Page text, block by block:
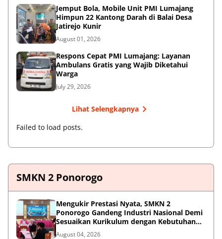
Jemput Bola, Mobile Unit PMI Lumajang
Himpun 22 Kantong Darah di Balai Desa
Jatirejo Kunir
August 01, 2026
Respons Cepat PMI Lumajang: Layanan
Ambulans Gratis yang Wajib Diketahui
Warga
July 29, 2026
Lihat Selengkapnya
Failed to load posts.
SMKN 2 Ponorogo
Mengukir Prestasi Nyata, SMKN 2
Ponorogo Gandeng Industri Nasional Demi
Sesuaikan Kurikulum dengan Kebutuhan
Dunia Kerja
August 04, 2026